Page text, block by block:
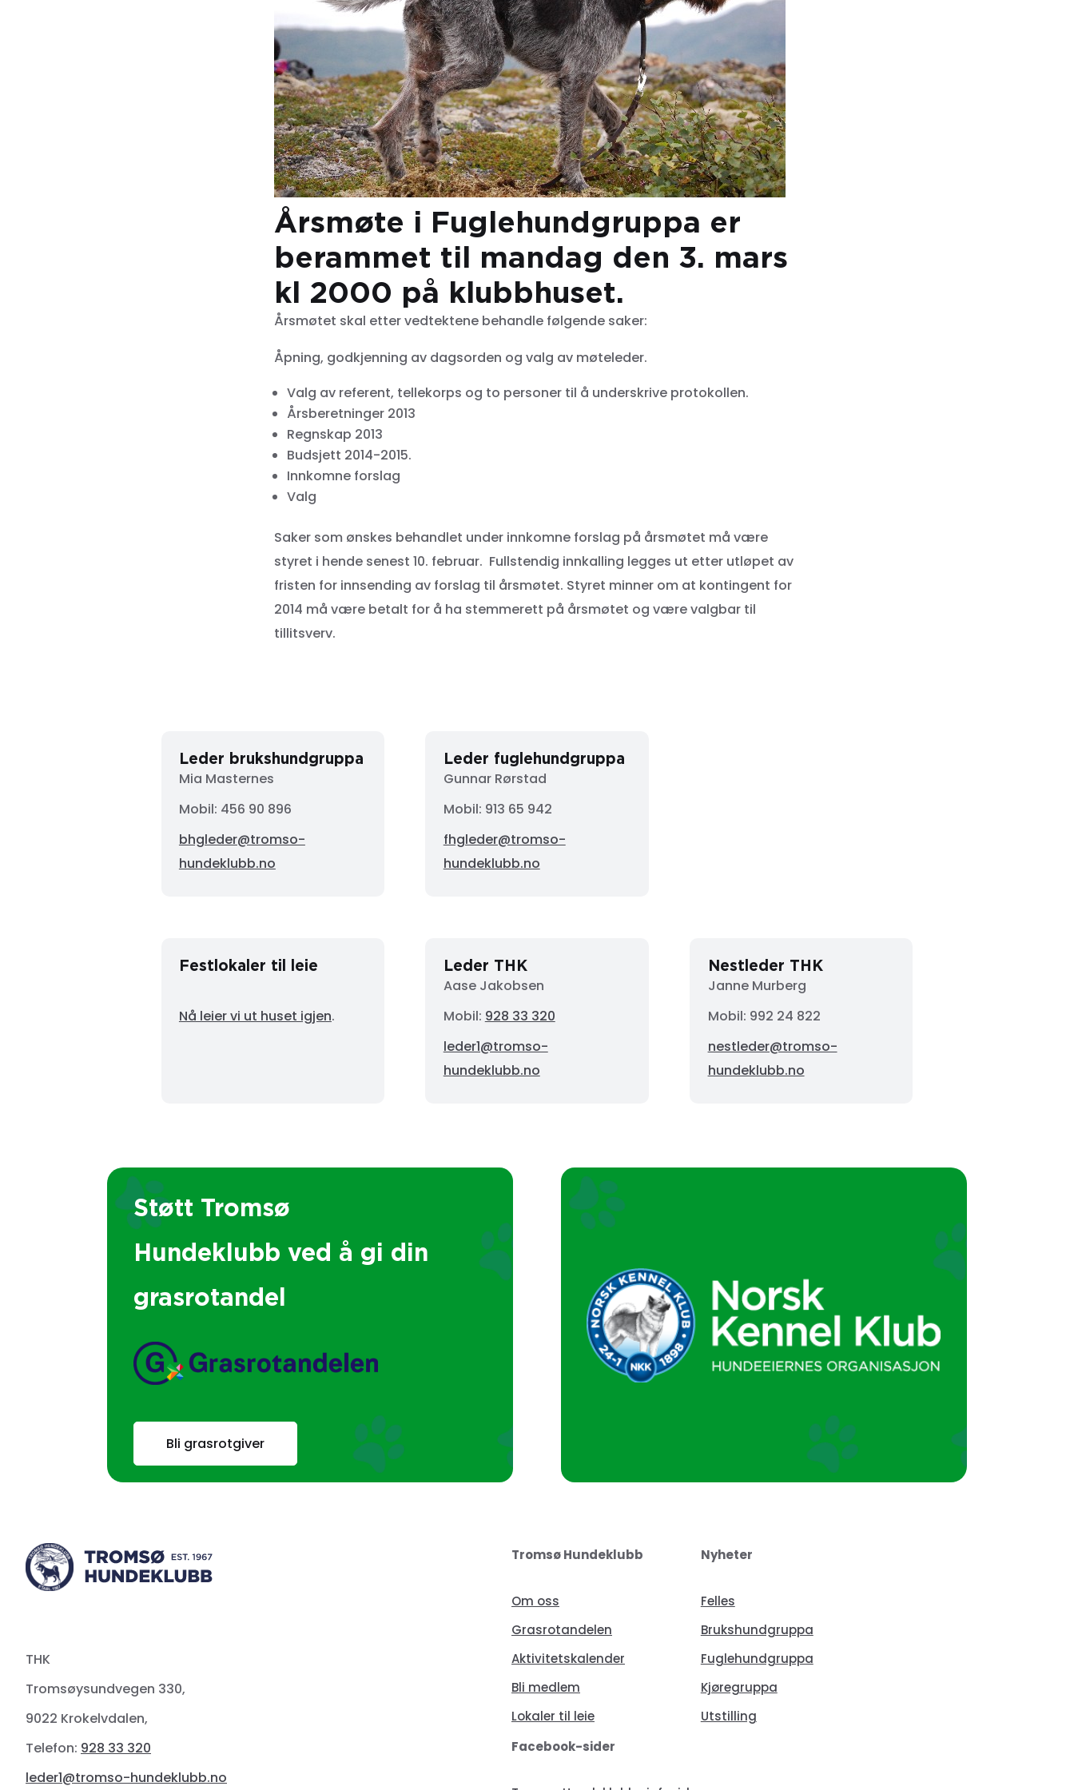
Årsmøte i Fuglehundgruppa er
berammet til mandag den 3. mars
kl 2000 på klubbhuset.
Årsmøtet skal etter vedtektene behandle følgende saker:
Åpning, godkjenning av dagsorden og valg av møteleder.
Valg av referent, tellekorps og to personer til å underskrive protokollen.
Årsberetninger 2013
Regnskap 2013
Budsjett 2014-2015.
Innkomne forslag
Valg
Saker som ønskes behandlet under innkomne forslag på årsmøtet må være
styret i hende senest 10. februar. Fullstendig innkalling legges ut etter utløpet av
fristen for innsending av forslag til årsmøtet. Styret minner om at kontingent for
2014 må være betalt for å ha stemmerett på årsmøtet og være valgbar til
tillitsverv.
Leder brukshundgruppa
Mia Masternes
Mobil: 456 90 896
bhgleder@tromso-
hundeklubb.no
Leder fuglehundgruppa
Gunnar Rørstad
Mobil: 913 65 942
fhgleder@tromso-
hundeklubb.no
Festlokaler til leie
Nå leier vi ut huset igjen.
Leder THK
Aase Jakobsen
Mobil: 928 33 320
leder1@tromso-
hundeklubb.no
Nestleder THK
Janne Murberg
Mobil: 992 24 822
nestleder@tromso-
hundeklubb.no
Støtt Tromsø
Hundeklubb ved å gi din
grasrotandel
Bli grasrotgiver
THK
Tromsøysundvegen 330,
9022 Krokelvdalen,
Telefon: 928 33 320
leder1@tromso-hundeklubb.no
Tromsø Hundeklubb
Om oss
Grasrotandelen
Aktivitetskalender
Bli medlem
Lokaler til leie
Nyheter
Felles
Brukshundgruppa
Fuglehundgruppa
Kjøregruppa
Utstilling
Facebook-sider